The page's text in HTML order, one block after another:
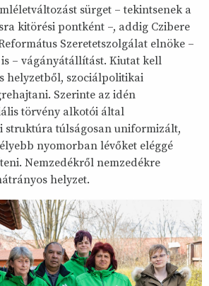
sürget – tekintsenek a
kitörési pontként –, addig Czibere
Szeretetszolgálat elnöke –
– vágányátállítást. Kiutat kell
helyzetből, szociálpolitikai
Szerinte az idén
törvény alkotói által
struktúra túlságosan uniformizált,
nyomorban lévőket eléggé
Nemzedékről nemzedékre
helyzet.